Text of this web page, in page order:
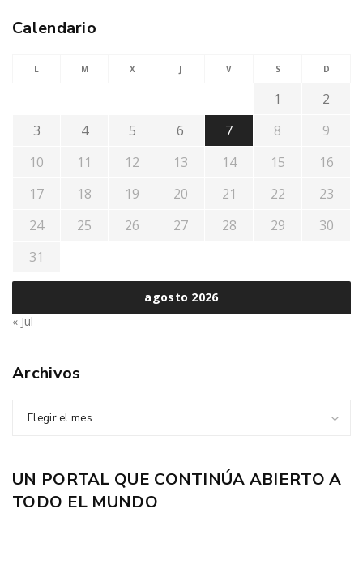
Calendario
agosto 2026
L M X J V S D
1
2
3
4 5 6 7 8
9
10
11 12 13 14 15
16
17
18 19 20 21 22
23
24
25 26 27 28 29
30
31
« Jul
Archivos
Elegir el mes
UN PORTAL QUE CONTINÚA ABIERTO A
TODO EL MUNDO